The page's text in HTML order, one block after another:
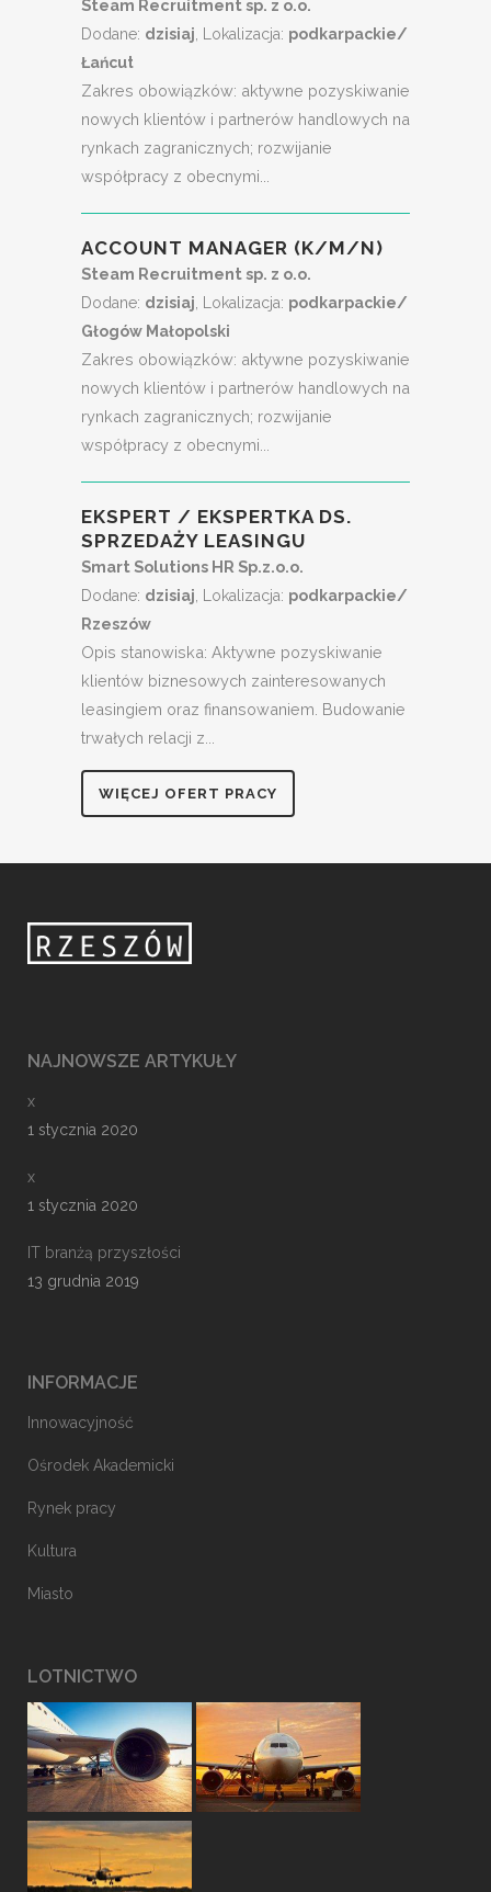
Steam Recruitment sp. z o.o.
Dodane: dzisiaj , Lokalizacja: podkarpackie/
Łańcut
Zakres obowiązków: aktywne pozyskiwanie
nowych klientów i partnerów handlowych na
rynkach zagranicznych; rozwijanie
współpracy z obecnymi...
ACCOUNT MANAGER (K/M/N)
Steam Recruitment sp. z o.o.
Dodane: dzisiaj , Lokalizacja: podkarpackie/
Głogów Małopolski
Zakres obowiązków: aktywne pozyskiwanie
nowych klientów i partnerów handlowych na
rynkach zagranicznych; rozwijanie
współpracy z obecnymi...
EKSPERT / EKSPERTKA DS.
SPRZEDAŻY LEASINGU
Smart Solutions HR Sp.z.o.o.
Dodane: dzisiaj , Lokalizacja: podkarpackie/
Rzeszów
Opis stanowiska: Aktywne pozyskiwanie
klientów biznesowych zainteresowanych
leasingiem oraz finansowaniem. Budowanie
trwałych relacji z...
WIĘCEJ OFERT PRACY
NAJNOWSZE ARTYKUŁY
x
1 stycznia 2020
x
1 stycznia 2020
IT branżą przyszłości
13 grudnia 2019
INFORMACJE
Innowacyjność
Ośrodek Akademicki
Rynek pracy
Kultura
Miasto
LOTNICTWO